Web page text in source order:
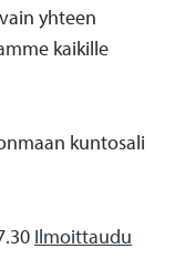
yhteen
kaikille
kuntosali
Ilmoittaudu